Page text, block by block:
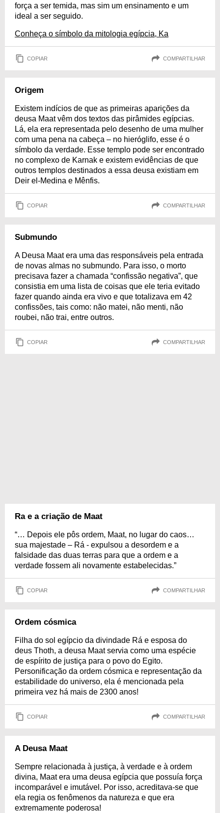
força a ser temida, mas sim um ensinamento e um
ideal a ser seguido.
Conheça o símbolo da mitologia egípcia, Ka
COPIAR COMPARTILHAR
Origem
Existem indícios de que as primeiras aparições da
deusa Maat vêm dos textos das pirâmides egípcias.
Lá, ela era representada pelo desenho de uma mulher
com uma pena na cabeça – no hieróglifo, esse é o
símbolo da verdade. Esse templo pode ser encontrado
no complexo de Karnak e existem evidências de que
outros templos destinados a essa deusa existiam em
Deir el-Medina e Mênfis.
COPIAR COMPARTILHAR
Submundo
A Deusa Maat era uma das responsáveis pela entrada
de novas almas no submundo. Para isso, o morto
precisava fazer a chamada “confissão negativa”, que
consistia em uma lista de coisas que ele teria evitado
fazer quando ainda era vivo e que totalizava em 42
confissões, tais como: não matei, não menti, não
roubei, não trai, entre outros.
COPIAR COMPARTILHAR
Ra e a criação de Maat
“… Depois ele pôs ordem, Maat, no lugar do caos…
sua majestade – Rá - expulsou a desordem e a
falsidade das duas terras para que a ordem e a
verdade fossem ali novamente estabelecidas.”
COPIAR COMPARTILHAR
Ordem cósmica
Filha do sol egípcio da divindade Rá e esposa do
deus Thoth, a deusa Maat servia como uma espécie
de espírito de justiça para o povo do Egito.
Personificação da ordem cósmica e representação da
estabilidade do universo, ela é mencionada pela
primeira vez há mais de 2300 anos!
COPIAR COMPARTILHAR
A Deusa Maat
Sempre relacionada à justiça, à verdade e à ordem
divina, Maat era uma deusa egípcia que possuía força
incomparável e imutável. Por isso, acreditava-se que
ela regia os fenômenos da natureza e que era
extremamente poderosa!